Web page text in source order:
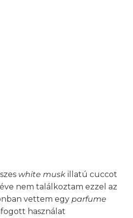
white musk illatú cuccot
éve nem találkoztam ezzel az
vettem egyparfume
használat